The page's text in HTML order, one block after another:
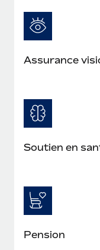
Assurance
Soutien en
Pension